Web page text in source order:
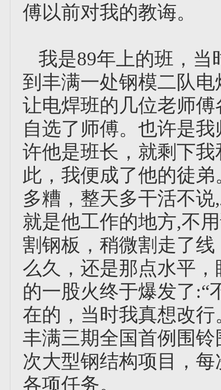
傅以前对我的教诲。
我是89年上的班，
到丰满一处钢模二队
让电焊班的几位老师
自选了师傅。也许是
许他是班长，就剩下
此，我便成了他的徒
多糟，整天多干活不
就是他工作的地方,不
割钢板，稍微割走了
么久，还是那点水平
的一股火终于爆发了:“
在的，当时我真想改
丰满三期全国首例围
次大型钢结构项目，
各项任务。